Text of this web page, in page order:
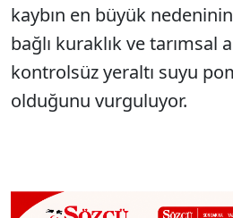
kaybın en büyük
bağlı kuraklık ve tarımsal
kontrolsüz yeraltı suyu
olduğunu vurguluyor.